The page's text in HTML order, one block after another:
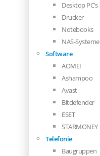
Desktop PC’s
Drucker
Notebooks
NAS-Systeme
Software
AOMEI
Ashampoo
Avast
Bitdefender
ESET
STARMONEY
Telefonie
Baugruppen